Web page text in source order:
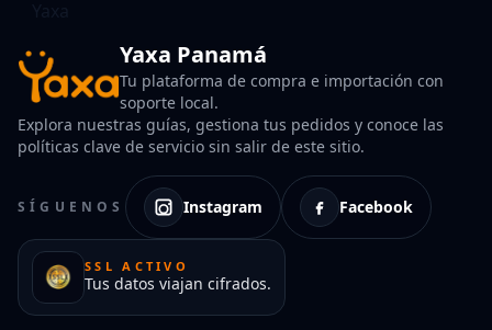
Yaxa Panamá
Tu plataforma de compra e importación con
soporte local.
Explora nuestras guías, gestiona tus pedidos y conoce las
políticas clave de servicio sin salir de este sitio.
SÍGUENOS Instagram Facebook
SSL ACTIVO
Tus datos viajan cifrados.